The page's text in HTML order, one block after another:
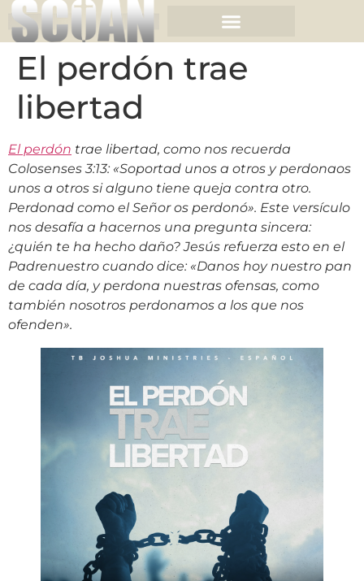
El perdón trae
libertad
El perdón trae libertad, como nos recuerda
Colosenses 3:13: «Soportad unos a otros y perdonaos
unos a otros si alguno tiene queja contra otro.
Perdonad como el Señor os perdonó». Este versículo
nos desafía a hacernos una pregunta sincera:
¿quién te ha hecho daño? Jesús refuerza esto en el
Padrenuestro cuando dice: «Danos hoy nuestro pan
de cada día, y perdona nuestras ofensas, como
también nosotros perdonamos a los que nos
ofenden».